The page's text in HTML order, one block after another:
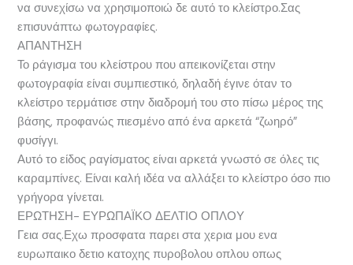
να συνεχίσω να χρησιμοποιώ δε αυτό το κλείστρο.Σας
επισυνάπτω φωτογραφίες.
ΑΠΑΝΤΗΣΗ
Το ράγισμα του κλείστρου που απεικονίζεται στην
φωτογραφία είναι συμπιεστικό, δηλαδή έγινε όταν το
κλείστρο τερμάτισε στην διαδρομή του στο πίσω μέρος της
βάσης, προφανώς πιεσμένο από ένα αρκετά “ζωηρό”
φυσίγγι.
Αυτό το είδος ραγίσματος είναι αρκετά γνωστό σε όλες τις
καραμπίνες. Είναι καλή ιδέα να αλλάξει το κλείστρο όσο πιο
γρήγορα γίνεται.
ΕΡΩΤΗΣΗ- ΕΥΡΩΠΑΪΚΟ ΔΕΛΤΙΟ ΟΠΛΟΥ
Γεια σας.Εχω προσφατα παρει στα χερια μου ενα
ευρωπαικο δετιο κατοχης πυροβολου οπλου οπως